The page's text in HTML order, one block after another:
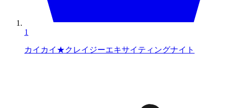
1
カイカイ★クレイジーエキサイティングナイト